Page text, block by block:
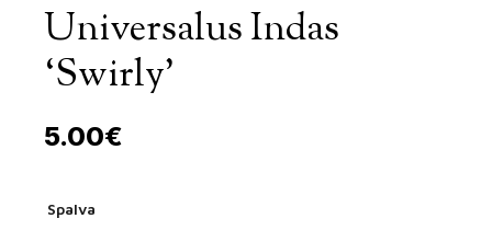
Universalus Indas
‘Swirly’
5.00€
Spalva